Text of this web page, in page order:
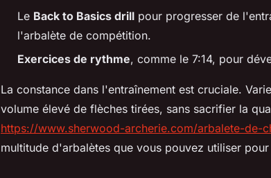
Le Back to Basics drill pour progresser de
l'arbalète de compétition.
Exercices de rythme, comme le 7:14, pour
La constance dans l'entraînement est cruciale.
volume élevé de flèches tirées, sans sacrifier la
https://www.sherwood-archerie.com/arbalete-de-
multitude d'arbalètes que vous pouvez utiliser